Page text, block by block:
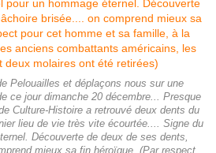
Pelouailles et déplaçons nous sur une
ce jour dimanche 20 décembre... Presque
Culture-Histoire a retrouvé deux dents du
lieu de vie très vite écourtée.... Signe du
Découverte de deux de ses dents,
mieux sa fin héroïque. (Par respect